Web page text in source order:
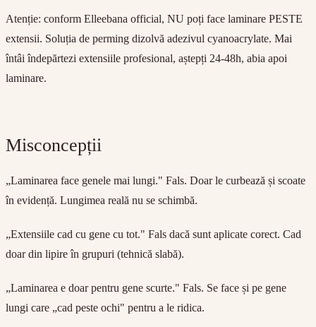
Atenție: conform Elleebana official, NU poți face laminare PESTE
extensii. Soluția de perming dizolvă adezivul cyanoacrylate. Mai
întâi îndepărtezi extensiile profesional, aștepți 24-48h, abia apoi
laminare.
Misconcepții
„Laminarea face genele mai lungi." Fals. Doar le curbează și scoate
în evidență. Lungimea reală nu se schimbă.
„Extensiile cad cu gene cu tot." Fals dacă sunt aplicate corect. Cad
doar din lipire în grupuri (tehnică slabă).
„Laminarea e doar pentru gene scurte." Fals. Se face și pe gene
lungi care „cad peste ochi" pentru a le ridica.